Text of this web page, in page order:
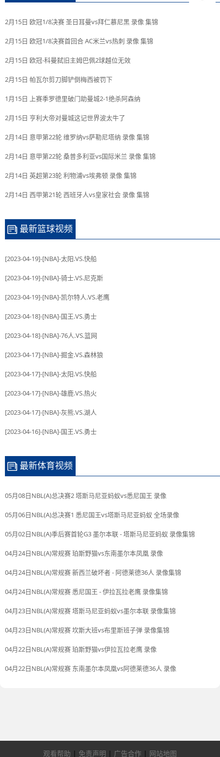
2月15日 欧冠1/8决赛 圣日耳曼vs拜仁慕尼黑 录像 集锦
2月15日 欧冠1/8决赛首回合 AC米兰vs热刺 录像 集锦
2月15日 欧冠-科曼弑旧主姆巴佩2球越位无效
2月15日 帕瓦尔剪刀脚铲倒梅西被罚下
1月15日 上赛季罗德里破门助曼城2-1绝杀阿森纳
2月15日 亨利大帝对曼城这记世界波太牛了
2月14日 意甲第22轮 维罗纳vs萨勒尼塔纳 录像 集锦
2月14日 意甲第22轮 桑普多利亚vs国际米兰 录像 集锦
2月14日 英超第23轮 利物浦vs埃弗顿 录像 集锦
2月14日 西甲第21轮 西班牙人vs皇家社会 录像 集锦
最新篮球视频
[2023-04-19]-[NBA]-太阳.VS.快船
[2023-04-19]-[NBA]-骑士.VS.尼克斯
[2023-04-19]-[NBA]-凯尔特人.VS.老鹰
[2023-04-18]-[NBA]-国王.VS.勇士
[2023-04-18]-[NBA]-76人.VS.篮网
[2023-04-17]-[NBA]-掘金.VS.森林狼
[2023-04-17]-[NBA]-太阳.VS.快船
[2023-04-17]-[NBA]-雄鹿.VS.热火
[2023-04-17]-[NBA]-灰熊.VS.湖人
[2023-04-16]-[NBA]-国王.VS.勇士
最新体育视频
05月08日NBL(A)总决赛2 塔斯马尼亚蚂蚁vs悉尼国王 录像
05月06日NBL(A)总决赛1 悉尼国王vs塔斯马尼亚蚂蚁 全场录像
05月02日NBL(A)季后赛首轮G3 墨尔本联 - 塔斯马尼亚蚂蚁 录像集锦
04月24日NBL(A)常规赛 珀斯野猫vs东南墨尔本凤凰 录像
04月24日NBL(A)常规赛 新西兰破坏者 - 阿德莱德36人 录像集锦
04月24日NBL(A)常规赛 悉尼国王 - 伊拉瓦拉老鹰 录像集锦
04月23日NBL(A)常规赛 塔斯马尼亚蚂蚁vs墨尔本联 录像集锦
04月23日NBL(A)常规赛 坎斯大班vs布里斯班子弹 录像集锦
04月22日NBL(A)常规赛 珀斯野猫vs伊拉瓦拉老鹰 录像
04月22日NBL(A)常规赛 东南墨尔本凤凰vs阿德莱德36人 录像
观看帮助 | 免责声明 | 广告合作 | 网站地图